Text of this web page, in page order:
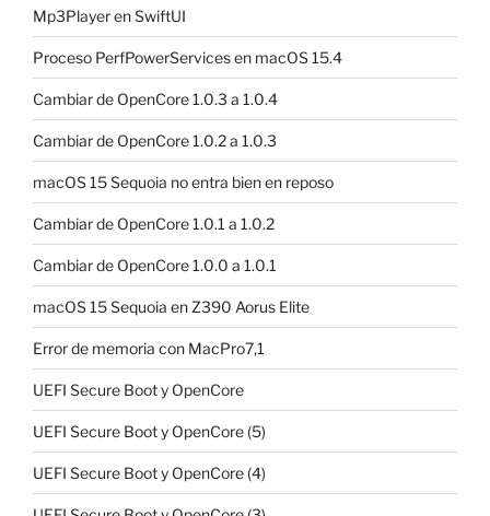
Mp3Player en SwiftUI
Proceso PerfPowerServices en macOS 15.4
Cambiar de OpenCore 1.0.3 a 1.0.4
Cambiar de OpenCore 1.0.2 a 1.0.3
macOS 15 Sequoia no entra bien en reposo
Cambiar de OpenCore 1.0.1 a 1.0.2
Cambiar de OpenCore 1.0.0 a 1.0.1
macOS 15 Sequoia en Z390 Aorus Elite
Error de memoria con MacPro7,1
UEFI Secure Boot y OpenCore
UEFI Secure Boot y OpenCore (5)
UEFI Secure Boot y OpenCore (4)